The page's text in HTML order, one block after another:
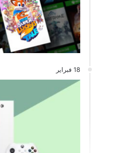
18 فبراير